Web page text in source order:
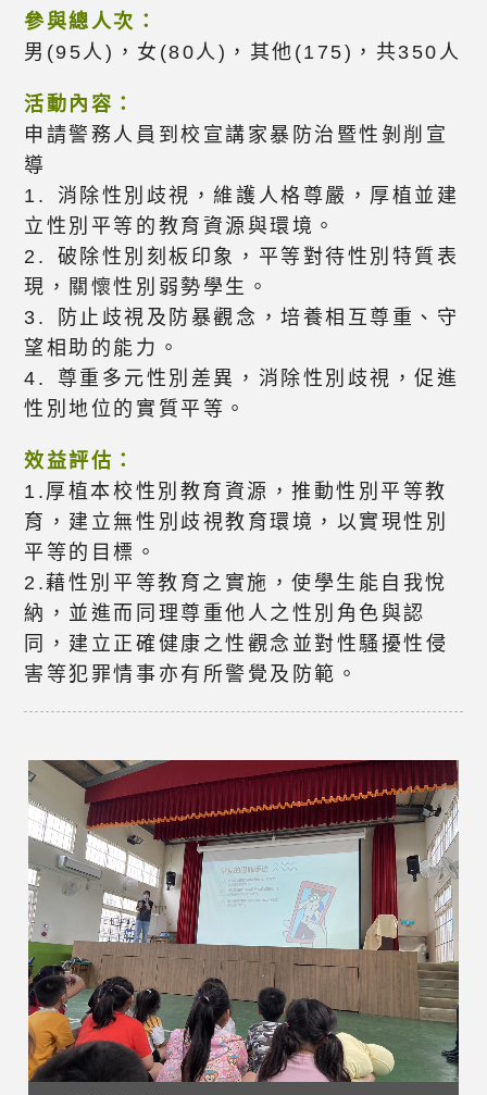
參與總人次：
男(95人)，女(80人)，其他(175)，共350人
活動內容：
申請警務人員到校宣講家暴防治暨性剝削宣
導
1. 消除性別歧視，維護人格尊嚴，厚植並建
立性別平等的教育資源與環境。
2. 破除性別刻板印象，平等對待性別特質表
現，關懷性別弱勢學生。
3. 防止歧視及防暴觀念，培養相互尊重、守
望相助的能力。
4. 尊重多元性別差異，消除性別歧視，促進
性別地位的實質平等。
效益評估：
1.厚植本校性別教育資源，推動性別平等教
育，建立無性別歧視教育環境，以實現性別
平等的目標。
2.藉性別平等教育之實施，使學生能自我悅
納，並進而同理尊重他人之性別角色與認
同，建立正確健康之性觀念並對性騷擾性侵
害等犯罪情事亦有所警覺及防範。